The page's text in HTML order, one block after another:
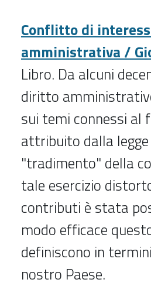
Conflitto di
amministrativa /
Libro. Da alcuni
diritto
sui temi connessi al
attribuito dalla
"tradimento" della
tale esercizio
contributi è stata
modo efficace
definiscono in
nostro Paese.